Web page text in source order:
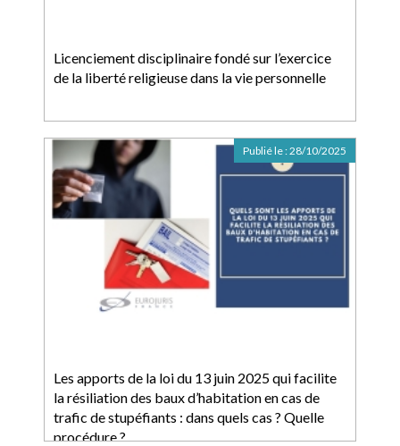
Licenciement disciplinaire fondé sur l’exercice
de la liberté religieuse dans la vie personnelle
Les apports de la loi du 13 juin 2025 qui facilite
la résiliation des baux d’habitation en cas de
trafic de stupéfiants : dans quels cas ? Quelle
procédure ?
Publié le :28/10/2025